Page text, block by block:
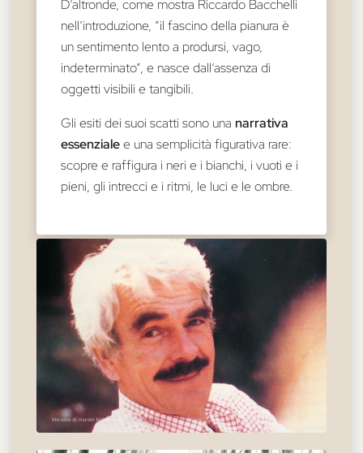
D’altronde, come mostra Riccardo Bacchelli
nell’introduzione, “il fascino della pianura è
un sentimento lento a prodursi, vago,
indeterminato”, e nasce dall’assenza di
oggetti visibili e tangibili.
Gli esiti dei suoi scatti sono una narrativa
essenzialee una semplicità figurativa rare:
scopre e raffigura i neri e i bianchi, i vuoti e i
pieni, gli intrecci e i ritmi, le luci e le ombre.